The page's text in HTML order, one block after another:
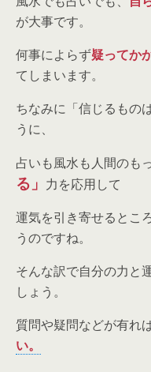
が大事です。
何事によらず疑ってか
てしまいます。
ちなみに「信じるもの
うに、
占いも風水も人間のも
る」 力を応用して
運気を引き寄せるとこ
うのですね。
そんな訳で自分の力と
しょう。
質問や疑問などが有れ
い。